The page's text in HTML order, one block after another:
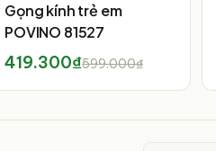
Gọng kính trẻ em
POVINO 81527
419.300₫599.000₫